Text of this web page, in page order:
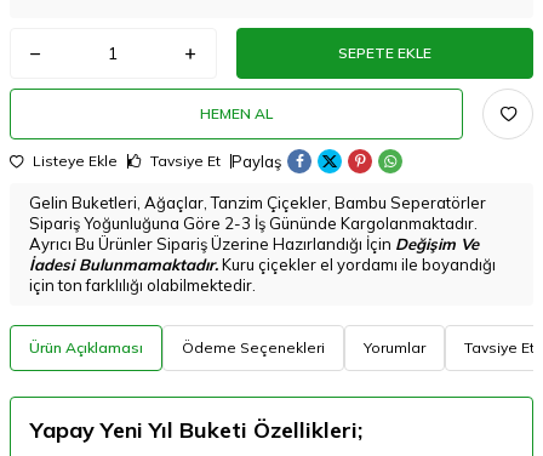
SEPETE EKLE
HEMEN AL
Listeye Ekle Tavsiye Et Paylaş
Gelin Buketleri, Ağaçlar, Tanzim Çiçekler, Bambu Seperatörler
Sipariş Yoğunluğuna Göre 2-3 İş Gününde Kargolanmaktadır.
Ayrıcı Bu Ürünler Sipariş Üzerine Hazırlandığı İçin Değişim Ve
İadesi Bulunmamaktadır.Kuru çiçekler el yordamı ile boyandığı
için ton farklılığı olabilmektedir.
Ürün Açıklaması Ödeme Seçenekleri Yorumlar Tavsiye Et
Yapay Yeni Yıl Buketi Özellikleri;